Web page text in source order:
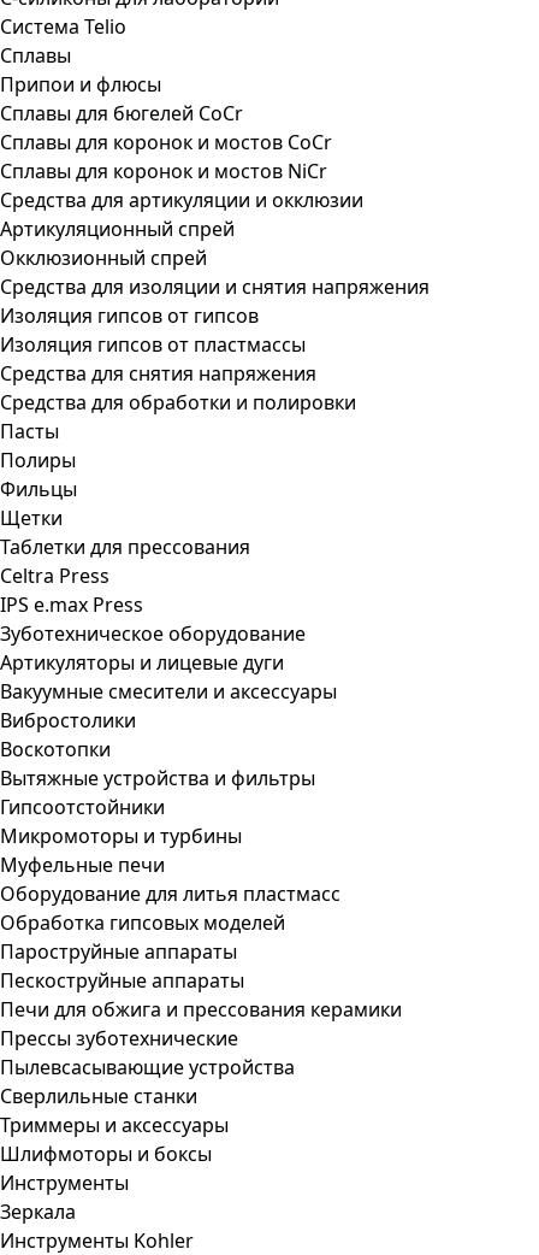
Система Telio
Сплавы
Припои и флюсы
Сплавы для бюгелей CoCr
Сплавы для коронок и мостов CoCr
Сплавы для коронок и мостов NiCr
Средства для артикуляции и окклюзии
Артикуляционный спрей
Окклюзионный спрей
Средства для изоляции и снятия напряжения
Изоляция гипсов от гипсов
Изоляция гипсов от пластмассы
Средства для снятия напряжения
Средства для обработки и полировки
Пасты
Полиры
Фильцы
Щетки
Таблетки для прессования
Celtra Press
IPS e.max Press
Зуботехническое оборудование
Артикуляторы и лицевые дуги
Вакуумные смесители и аксессуары
Вибростолики
Воскотопки
Вытяжные устройства и фильтры
Гипсоотстойники
Микромоторы и турбины
Муфельные печи
Оборудование для литья пластмасс
Обработка гипсовых моделей
Пароструйные аппараты
Пескоструйные аппараты
Печи для обжига и прессования керамики
Прессы зуботехнические
Пылевсасывающие устройства
Сверлильные станки
Триммеры и аксессуары
Шлифмоторы и боксы
Инструменты
Зеркала
Инструменты Kohler